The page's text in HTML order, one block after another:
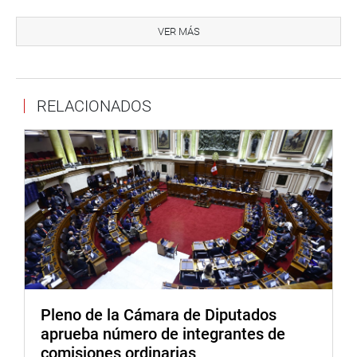
para las empresas auspiciadoras, elevando el límite de
deducción del Impuesto a la Renta del 10 % al 15 % de la
Por su parte, la congresista Diana González (bancada
Avanza País), autora del proyecto de ley, señaló que el
actual régimen de mecenazgo deportivo no ha logrado
los resultados esperados debido a la excesiva carga
burocrática que enfrentan los deportistas y potenciales
auspiciadores. Explicó que su propuesta nació con el
objetivo de reemplazar procedimientos rígidos y
demorados por mecanismos más ágiles y eficientes,
permitiendo que el apoyo llegue oportunamente a quienes
representan al país en competencias nacionales e
internacionales.
La aprobación de esta iniciativa representa una apuesta
concreta por nuestros deportistas y paradeportistas,
VER MÁS
RELACIONADOS
Pleno de la Cámara de Diputados
aprueba número de integrantes de
comisiones ordinarias